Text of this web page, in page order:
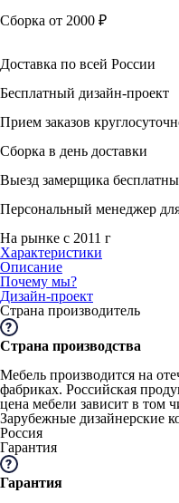
Сборка от 2000 ₽
Доставка по всей России
Бесплатный дизайн-проект
Прием заказов
Сборка в день доставки
Выезд замерщика
Персональный менеджер
На рынке с 2011 г
Характеристики
Описание
Почему мы?
Дизайн-проект
Страна производитель
Страна производства
Мебель производится на
фабриках. Российская
цена мебели зависит в том
Зарубежные дизайнерские
Россия
Гарантия
Гарантия